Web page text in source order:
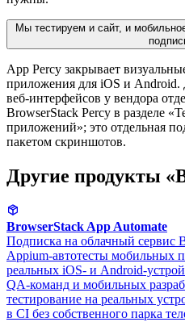
Мы тестируем и сайт, и
App Percy закрывает
приложения для iOS и Android.
веб-интерфейсов у вендора
BrowserStack Percy в разделе
приложений»; это отдельная
пакетом скриншотов.
Другие продукты
BrowserStack App Automate
Подписка на облачный сервис
Appium-автотесты мобильных
реальных iOS- и Android-
QA-команд и мобильных
тестирование на реальных
в CI без собственного парка